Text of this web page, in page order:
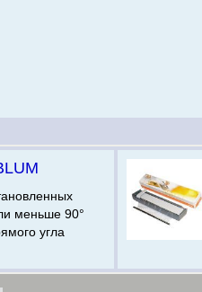
меньше 90°
угла